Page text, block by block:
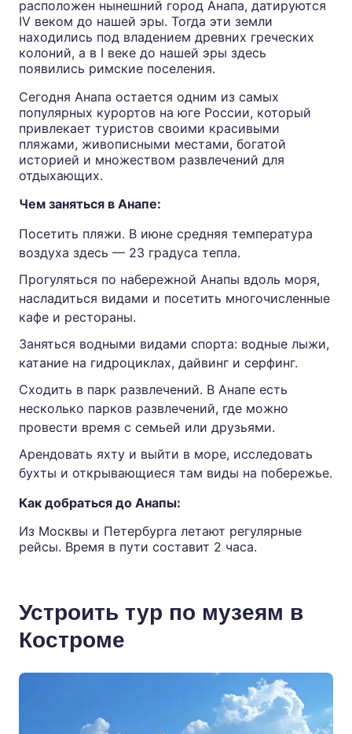
расположен нынешний город Анапа, датируются
IV веком до нашей эры. Тогда эти земли
находились под владением древних греческих
колоний, а в I веке до нашей эры здесь
появились римские поселения.
Сегодня Анапа остается одним из самых
популярных курортов на юге России, который
привлекает туристов своими красивыми
пляжами, живописными местами, богатой
историей и множеством развлечений для
отдыхающих.
Чем заняться в Анапе:
Посетить пляжи. В июне средняя температура
воздуха здесь — 23 градуса тепла.
Прогуляться по набережной Анапы вдоль моря,
насладиться видами и посетить многочисленные
кафе и рестораны.
Заняться водными видами спорта: водные лыжи,
катание на гидроциклах, дайвинг и серфинг.
Сходить в парк развлечений. В Анапе есть
несколько парков развлечений, где можно
провести время с семьей или друзьями.
Арендовать яхту и выйти в море, исследовать
бухты и открывающиеся там виды на побережье.
Как добраться до Анапы:
Из Москвы и Петербурга летают регулярные
рейсы. Время в пути составит 2 часа.
Устроить тур по музеям в
Костроме